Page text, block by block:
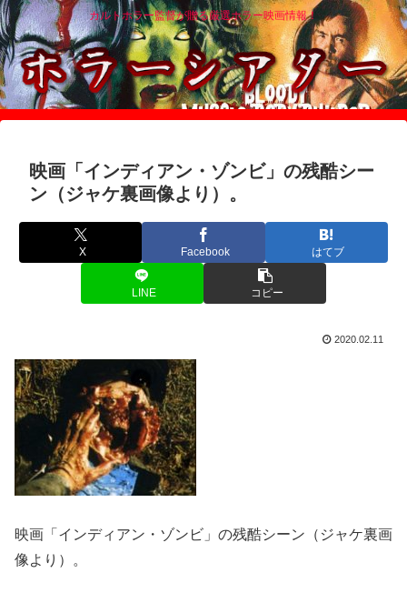
カルトホラー監督が贈る厳選ホラー映画情報！
映画「インディアン・ゾンビ」の残酷シー
ン（ジャケ裏画像より）。
X Facebook はてブ
LINE コピー
2020.02.11
映画「インディアン・ゾンビ」の残酷シーン（ジャケ裏画
像より）。